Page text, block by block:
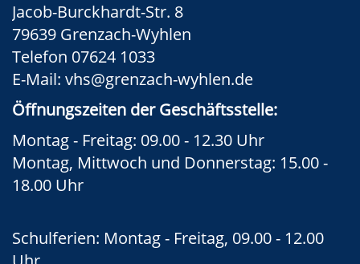
Jacob-Burckhardt-Str. 8
79639 Grenzach-Wyhlen
Telefon 07624 1033
E-Mail: vhs@grenzach-wyhlen.de
Öffnungszeiten der Geschäftsstelle:
Montag - Freitag: 09.00 - 12.30 Uhr
Montag, Mittwoch und Donnerstag: 15.00 -
18.00 Uhr
Schulferien: Montag - Freitag, 09.00 - 12.00